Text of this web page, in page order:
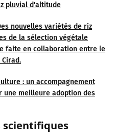
pluvial d'altitude
nouvelles variétés de riz
de la sélection végétale
faite en collaboration entre le
Cirad.
: un accompagnement
une meilleure adoption des
scientifiques